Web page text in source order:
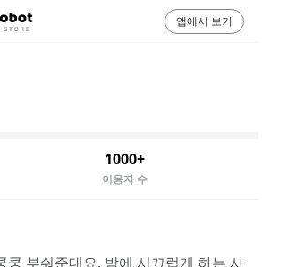
1000+
이용자 수
부숴준대요. 밤에 시끄럽게 하는 사
앱에서 보기